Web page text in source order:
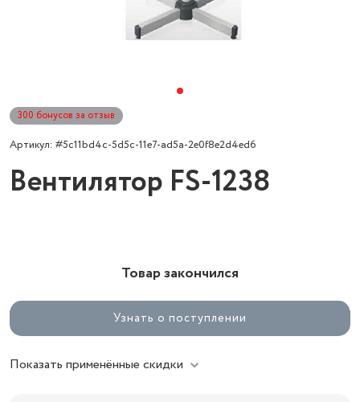
300 бонусов за отзыв
Артикул: #5c11bd4c-5d5c-11e7-ad5a-2e0f8e2d4ed6
Вентилятор FS-1238
Товар закончился
Узнать о поступлении
Показать применённые скидки